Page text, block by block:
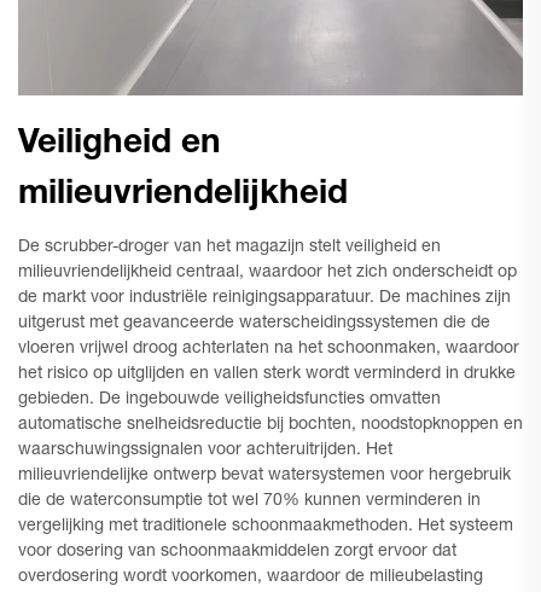
Veiligheid en
milieuvriendelijkheid
De scrubber-droger van het magazijn stelt veiligheid en
milieuvriendelijkheid centraal, waardoor het zich onderscheidt op
de markt voor industriële reinigingsapparatuur. De machines zijn
uitgerust met geavanceerde waterscheidingssystemen die de
vloeren vrijwel droog achterlaten na het schoonmaken, waardoor
het risico op uitglijden en vallen sterk wordt verminderd in drukke
gebieden. De ingebouwde veiligheidsfuncties omvatten
automatische snelheidsreductie bij bochten, noodstopknoppen en
waarschuwingssignalen voor achteruitrijden. Het
milieuvriendelijke ontwerp bevat watersystemen voor hergebruik
die de waterconsumptie tot wel 70% kunnen verminderen in
vergelijking met traditionele schoonmaakmethoden. Het systeem
voor dosering van schoonmaakmiddelen zorgt ervoor dat
overdosering wordt voorkomen, waardoor de milieubelasting